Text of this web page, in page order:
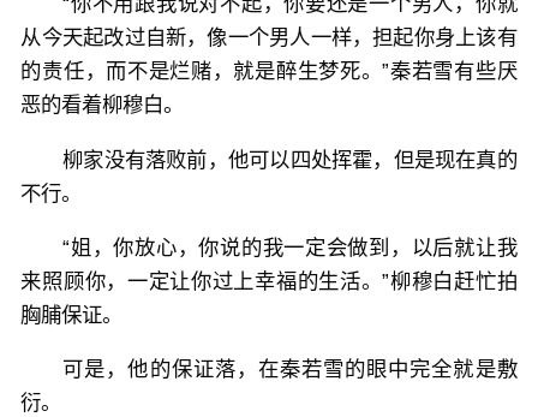
从今天起改过自新，像一个男人一样，担起你身上该有
的责任，而不是烂赌，就是醉生梦死。”秦若雪有些厌
恶的看着柳穆白。
柳家没有落败前，他可以四处挥霍，但是现在真的
不行。
“姐，你放心，你说的我一定会做到，以后就让我
来照顾你，一定让你过上幸福的生活。”柳穆白赶忙拍
胸脯保证。
可是，他的保证落，在秦若雪的眼中完全就是敷
衍。